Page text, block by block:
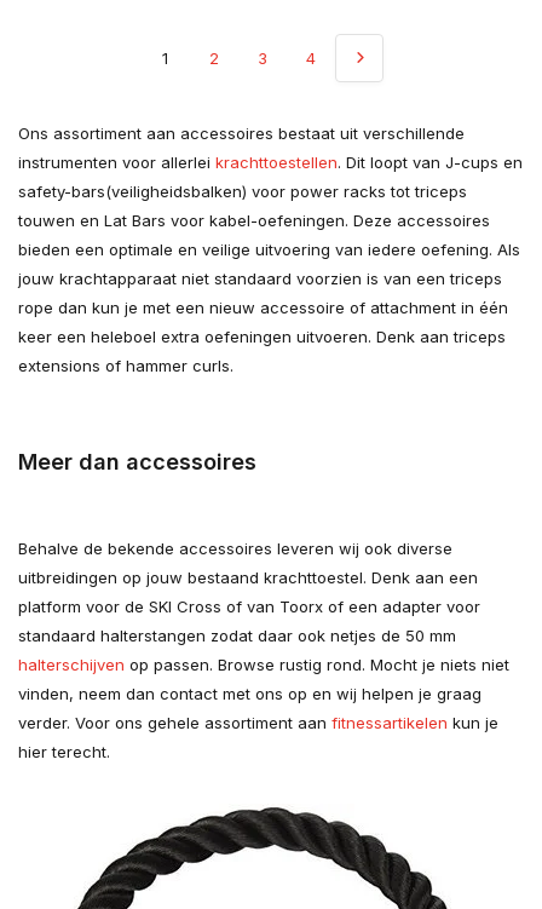
1 2 3 4
Ons assortiment aan accessoires bestaat uit verschillende
instrumenten voor allerlei krachttoestellen. Dit loopt van J-cups en
safety-bars(veiligheidsbalken) voor power racks tot triceps
touwen en Lat Bars voor kabel-oefeningen. Deze accessoires
bieden een optimale en veilige uitvoering van iedere oefening. Als
jouw krachtapparaat niet standaard voorzien is van een triceps
rope dan kun je met een nieuw accessoire of attachment in één
keer een heleboel extra oefeningen uitvoeren. Denk aan triceps
extensions of hammer curls.
Meer dan accessoires
Behalve de bekende accessoires leveren wij ook diverse
uitbreidingen op jouw bestaand krachttoestel. Denk aan een
platform voor de SKI Cross of van Toorx of een adapter voor
standaard halterstangen zodat daar ook netjes de 50 mm
halterschijven op passen. Browse rustig rond. Mocht je niets niet
vinden, neem dan contact met ons op en wij helpen je graag
verder. Voor ons gehele assortiment aan fitnessartikelen kun je
hier terecht.